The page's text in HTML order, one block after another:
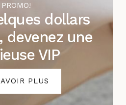
PROMO!
dollars
devenez une
VIP
PLUS